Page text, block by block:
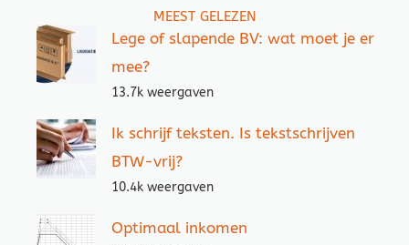
MEEST GELEZEN
Lege of slapende BV: wat moet je er
mee?
13.7k weergaven
Ik schrijf teksten. Is tekstschrijven
BTW-vrij?
10.4k weergaven
Optimaal inkomen